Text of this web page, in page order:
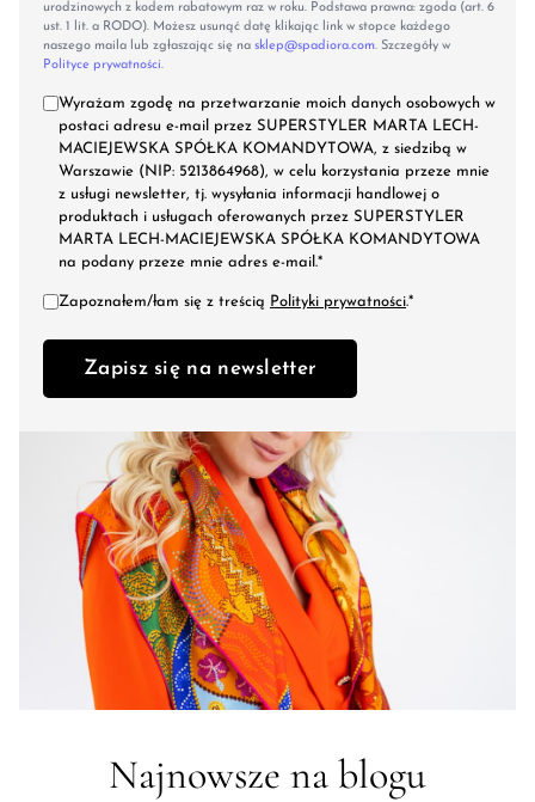
urodzinowych z kodem rabatowym raz w roku. Podstawa prawna: zgoda (art. 6
ust. 1 lit. a RODO). Możesz usunąć datę klikając link w stopce każdego
naszego maila lub zgłaszając się na sklep@spadiora.com. Szczegóły w
Polityce prywatności.
Wyrażam zgodę na przetwarzanie moich danych osobowych w
postaci adresu e-mail przez SUPERSTYLER MARTA LECH-
MACIEJEWSKA SPÓŁKA KOMANDYTOWA, z siedzibą w
Warszawie (NIP: 5213864968), w celu korzystania przeze mnie
z usługi newsletter, tj. wysyłania informacji handlowej o
produktach i usługach oferowanych przez SUPERSTYLER
MARTA LECH-MACIEJEWSKA SPÓŁKA KOMANDYTOWA
na podany przeze mnie adres e-mail.*
Zapoznałem/łam się z treścią Polityki prywatności.*
Zapisz się na newsletter
Najnowsze na blogu